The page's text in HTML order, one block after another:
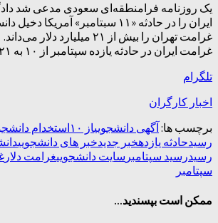
یک روزنامه فرامنطقه‌ای سعودی مدعی شد
ایران را در حادثه «۱۱ سبتامبر»
غرامت تهران را بیش از ۲۱ میلیارد دلار می‌داند.
غرامت ایران در حادثه یازده سپتامبر از ۱۰ به ۲۱ میلیارد دلار رسید
تلگرام
اخبار کارگران
برچسب ها: آگهی دانشجوییاز ۱۰ استخدام
رسیدحادثه یازدهخبر جدیدخبر های دانشجویی
رسیدرسید سپتامبر سایت دانشجوییغرامت دلار
سپتامبر
ممکن است بپسندید...